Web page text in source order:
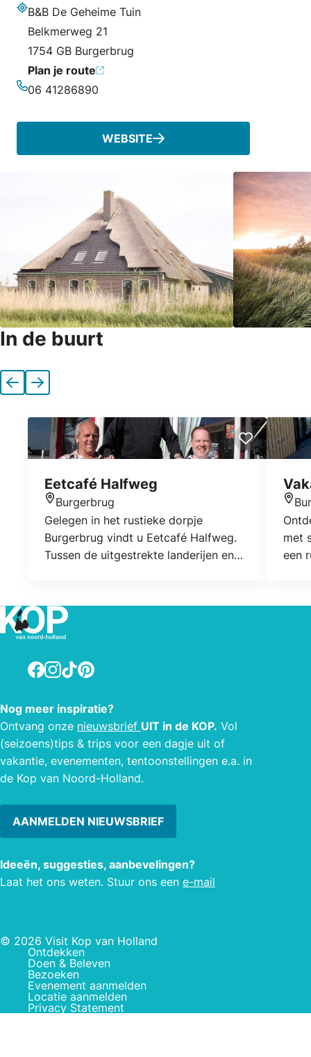
B&B De Geheime Tuin
Belkmerweg 21
1754 GB Burgerbrug
Plan je route
06 41286890
WEBSITE
In de buurt
VorigeVolgende
Eetcafé Halfweg
Locatie
Burgerbrug
Gelegen in het rustieke dorpje
Burgerbrug vindt u Eetcafé Halfweg.
Tussen de uitgestrekte landerijen en
een uitgebreide party kunt u bij ons
terecht.
met
een
Facebook
Instagram
TikTokPinterest
Nog meer inspiratie?
Ontvang onze nieuwsbrief UIT in de KOP. Vol
(seizoens)tips & trips voor een dagje uit of
vakantie, evenementen, tentoonstellingen e.a. in
de Kop van Noord-Holland.
AANMELDEN NIEUWSBRIEF
Ideeën, suggesties, aanbevelingen?
Laat het ons weten. Stuur ons een e-mail
© 2026 Visit Kop van Holland
Ontdekken
Doen & Beleven
Bezoeken
Evenement aanmelden
Locatie aanmelden
Privacy Statement